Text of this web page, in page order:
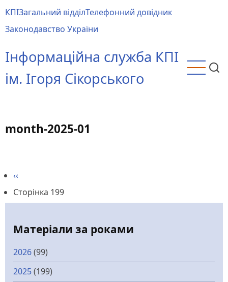
до
основного
КПІЗагальний відділТелефонний довідник
Законодавство України
Інформаційна служба КПІ
ім. Ігоря Сікорського
month-2025-01
на
Попередня
сторінка
‹‹
Сторінка 199
Матеріали за роками
2026(99)
2025(199)